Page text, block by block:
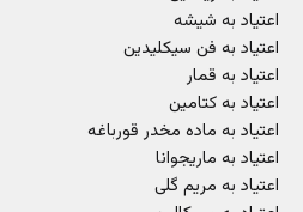
اعتیاد به شیشه
اعتیاد به فن سیکلیدین
اعتیاد به قمار
اعتیاد به کتامین
اعتیاد به ماده مخدر قورباغه
اعتیاد به ماریجوانا
اعتیاد به مریم گلی